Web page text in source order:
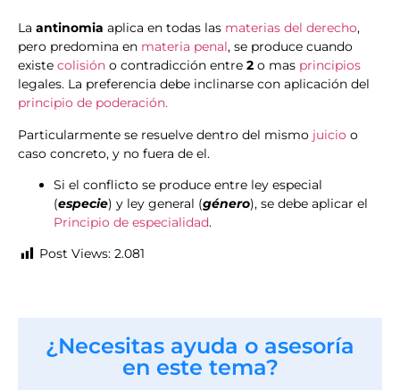
La antinomia aplica en todas las materias del derecho,
pero predomina en materia penal, se produce cuando
existe colisión o contradicción entre 2 o mas principios
legales. La preferencia debe inclinarse con aplicación del
principio de poderación.
Particularmente se resuelve dentro del mismo juicio o
caso concreto, y no fuera de el.
Si el conflicto se produce entre ley especial
(especie) y ley general (género), se debe aplicar el
Principio de especialidad.
Post Views: 2.081
¿Necesitas ayuda o asesoría
en este tema?